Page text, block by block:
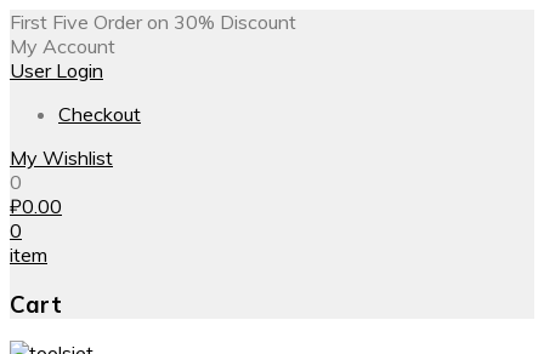
First Five Order on 30% Discount
My Account
User Login
Checkout
My Wishlist
0
₽0.00
0
item
Cart